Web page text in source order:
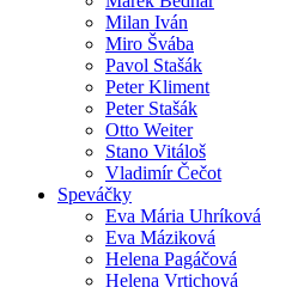
Milan Iván
Miro Švába
Pavol Stašák
Peter Kliment
Peter Stašák
Otto Weiter
Stano Vitáloš
Vladimír Čečot
Speváčky
Eva Mária Uhríková
Eva Máziková
Helena Pagáčová
Helena Vrtichová